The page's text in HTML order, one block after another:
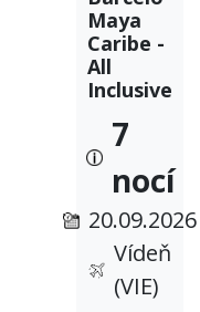
Maya
Caribe -
All
Inclusive
7
nocí
20.09.2026
Vídeň
(VIE)